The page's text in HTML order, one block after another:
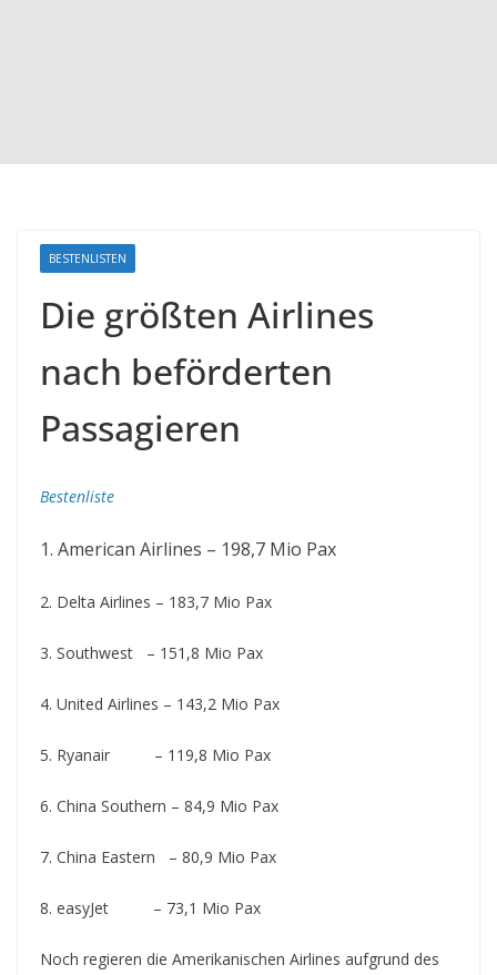
BESTENLISTEN
Die größten Airlines
nach beförderten
Passagieren
Bestenliste
1. American Airlines – 198,7 Mio Pax
2. Delta Airlines – 183,7 Mio Pax
3. Southwest – 151,8 Mio Pax
4. United Airlines – 143,2 Mio Pax
5. Ryanair – 119,8 Mio Pax
6. China Southern – 84,9 Mio Pax
7. China Eastern – 80,9 Mio Pax
8. easyJet – 73,1 Mio Pax
Noch regieren die Amerikanischen Airlines aufgrund des